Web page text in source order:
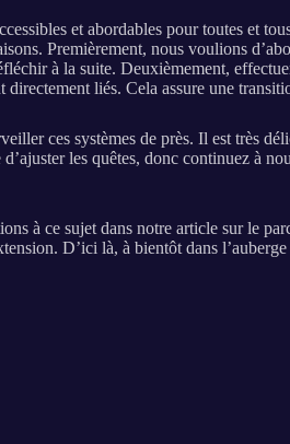
et abordables pour toutes et
Premièrement, nous voulions
à la suite. Deuxièmement,
directement liés. Cela assure une
ces systèmes de près. Il est très
les quêtes, donc continuez à
à ce sujet dans notre article sur le
D’ici là, à bientôt dans l’auberge